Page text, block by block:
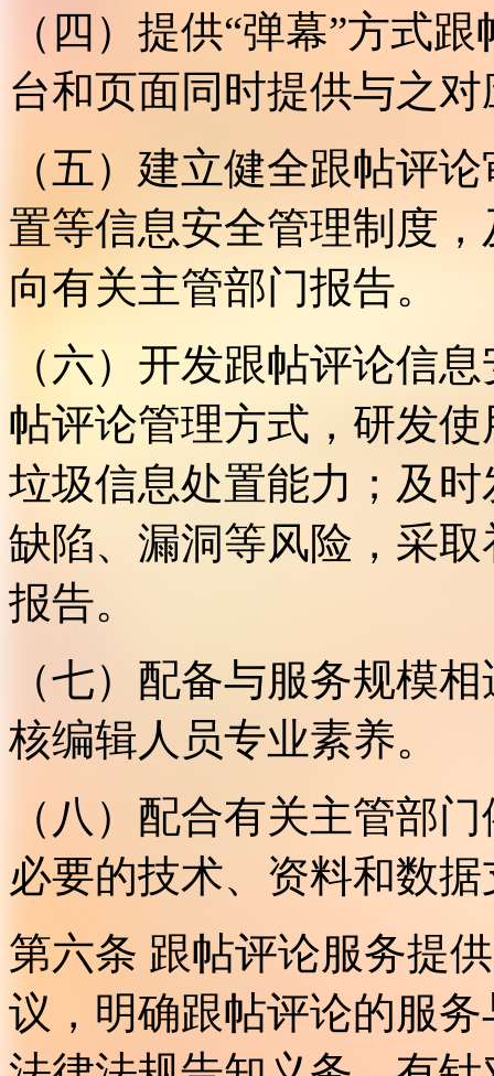
（四）提供“弹幕”方式
台和页面同时提供与之
（五）建立健全跟帖评
置等信息安全管理制度
向有关主管部门报告。
（六）开发跟帖评论信
帖评论管理方式，研发
垃圾信息处置能力；及
缺陷、漏洞等风险，采
报告。
（七）配备与服务规模
核编辑人员专业素养。
（八）配合有关主管部
必要的技术、资料和数
第六条 跟帖评论服务提
议，明确跟帖评论的服